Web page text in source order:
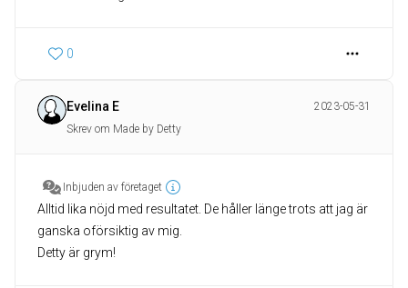
0
Evelina E
2023-05-31
Skrev om Made by Detty
Inbjuden av företaget
Alltid lika nöjd med resultatet. De håller länge trots att jag är
ganska oförsiktig av mig.
Detty är grym!